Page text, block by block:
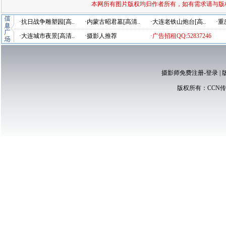
本网所有图片版权均归作者所有，如有需求请与
·抗日战争雕塑园[高.. ·内蒙古昭君墓[高清.. ·大连老铁山炮台[高..
·
·大连城市夜景[高清..
·摄影人推荐 ·广告招租QQ:52837246
摄影师免费注册-登录|
版权所有： CCN